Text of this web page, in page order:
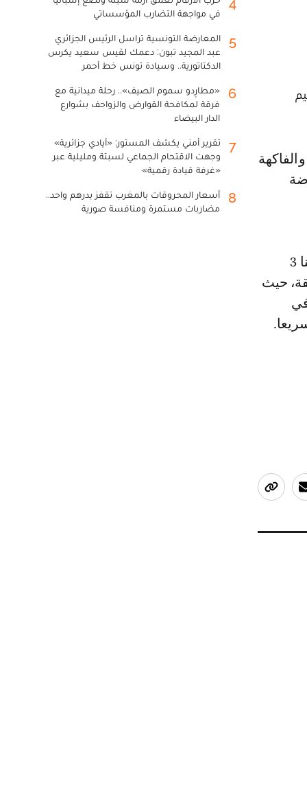
ومشروب الماء والخل يعد حلا سحرىا لإنقاص الوزن سريعا، وذلك إذا أضفنا 3
وتم تناوله قبل وجبة الغذاء بـ 15 دقيقة، حيث
في مواجهة التضارب المؤسساتي
5
المعارضة التونسية تراسل الرئيس الجزائري
عبد المجيد تبون: دعمك لقيس سعيد يكرس
الدكتاتورية.. وسيادة تونس خط أحمر
6
«مطارِدو سموم الصيف».. رحلة ميدانية مع
فرقة لمكافحة القوارض والزواحف بشوارع
الدار البيضاء
7
تقرير أمني يكشف المستور: «أيادي جزائرية»
وجهت الاقتحام الجماعي لسبتة ومليلية عبر
«غرفة قيادة رقمية»
8
أسعار المحروقات بالمغرب تقفز بدرهم واحد..
مضاربات مستمرة ومنافسة صورية